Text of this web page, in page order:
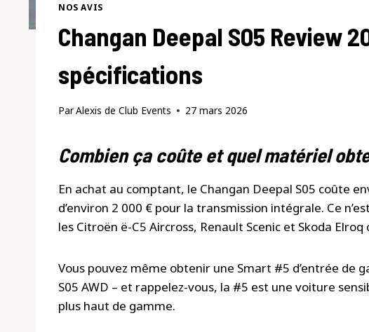
NOS AVIS
Changan Deepal S05 Review
spécifications
ParAlexis de Club Events 27 mars 2026
Combien ça coûte et quel matériel
En achat au comptant, le Changan Deepal S05 coûte
d’environ 2 000 € pour la transmission intégrale. Ce
les Citroën ë-C5 Aircross, Renault Scenic et Skoda
Vous pouvez même obtenir une Smart #5 d’entrée de
S05 AWD – et rappelez-vous, la #5 est une voiture
plus haut de gamme.